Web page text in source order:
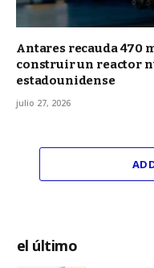
Antares recauda 470
construir un reactor
estadounidense
julio 27, 2026
el último